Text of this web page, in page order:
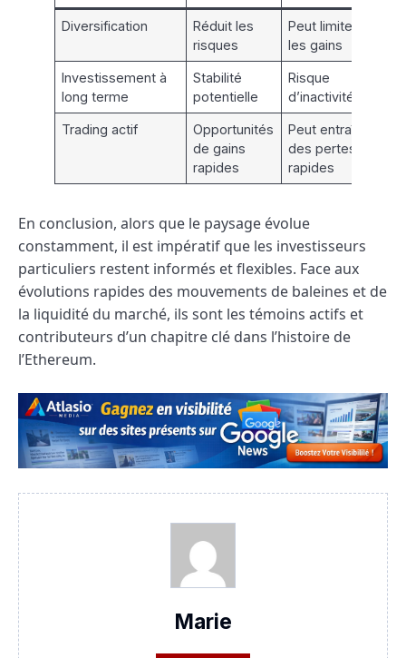
Diversification
Réduit les
risques
Peut limiter
les gains
Investissement à
long terme
Stabilité
potentielle
Risque
d’inactivité
Trading actif
Opportunités
de gains
rapides
Peut entraîner
des pertes
rapides
En conclusion, alors que le paysage évolue
constamment, il est impératif que les investisseurs
particuliers restent informés et flexibles. Face aux
évolutions rapides des mouvements de baleines et de
la liquidité du marché, ils sont les témoins actifs et
contributeurs d’un chapitre clé dans l’histoire de
l’Ethereum.
Marie